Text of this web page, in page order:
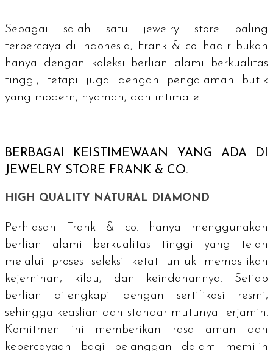
Sebagai salah satu jewelry store paling
terpercaya di Indonesia, Frank & co. hadir bukan
hanya dengan koleksi berlian alami berkualitas
tinggi, tetapi juga dengan pengalaman butik
yang modern, nyaman, dan intimate.
BERBAGAI KEISTIMEWAAN YANG ADA DI
JEWELRY STORE FRANK & CO.
HIGH QUALITY NATURAL DIAMOND
Perhiasan Frank & co. hanya menggunakan
berlian alami berkualitas tinggi yang telah
melalui proses seleksi ketat untuk memastikan
kejernihan, kilau, dan keindahannya. Setiap
berlian dilengkapi dengan sertifikasi resmi,
sehingga keaslian dan standar mutunya terjamin.
Komitmen ini memberikan rasa aman dan
kepercayaan bagi pelanggan dalam memilih